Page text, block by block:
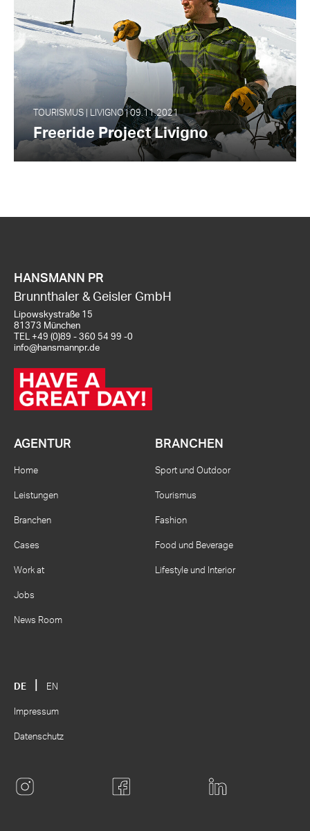
TOURISMUS | LIVIGNO | 09.11.2021
Freeride Project Livigno
HANSMANN PR
Brunnthaler & Geisler GmbH
Lipowskystraße 15
81373 München
TEL +49 (0)89 - 360 54 99 -0
info@hansmannpr.de
AGENTUR
Home
Leistungen
Branchen
Cases
Work at
Jobs
News Room
BRANCHEN
Sport und Outdoor
Tourismus
Fashion
Food und Beverage
Lifestyle und Interior
DE EN
Impressum
Datenschutz